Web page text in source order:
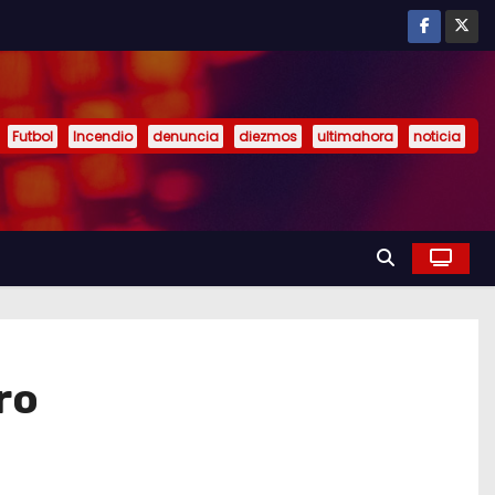
Futbol Incendio denuncia diezmos ultimahora noticia